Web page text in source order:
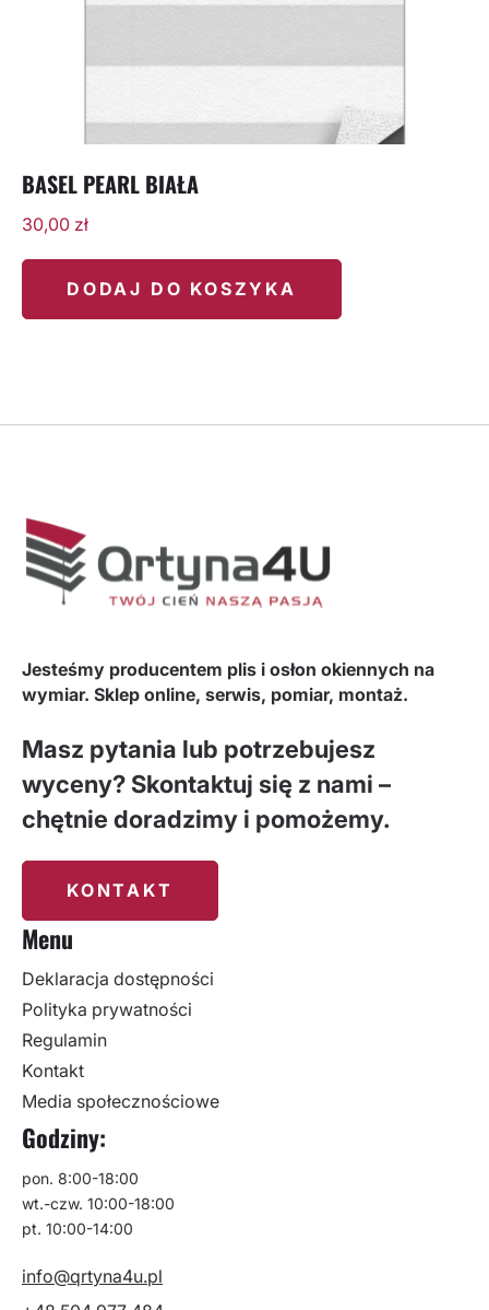
BASEL PEARL BIAŁA
30,00 zł
DODAJ DO KOSZYKA
Jesteśmy producentem plis i osłon okiennych na
wymiar. Sklep online, serwis, pomiar, montaż.
Menu
Deklaracja dostępności
Polityka prywatności
Regulamin
Kontakt
Media społecznościowe
Godziny:
pon. 8:00-18:00
wt.-czw. 10:00-18:00
pt. 10:00-14:00
info@qrtyna4u.pl
Masz pytania lub potrzebujesz
wyceny? Skontaktuj się z nami –
chętnie doradzimy i pomożemy.
KONTAKT